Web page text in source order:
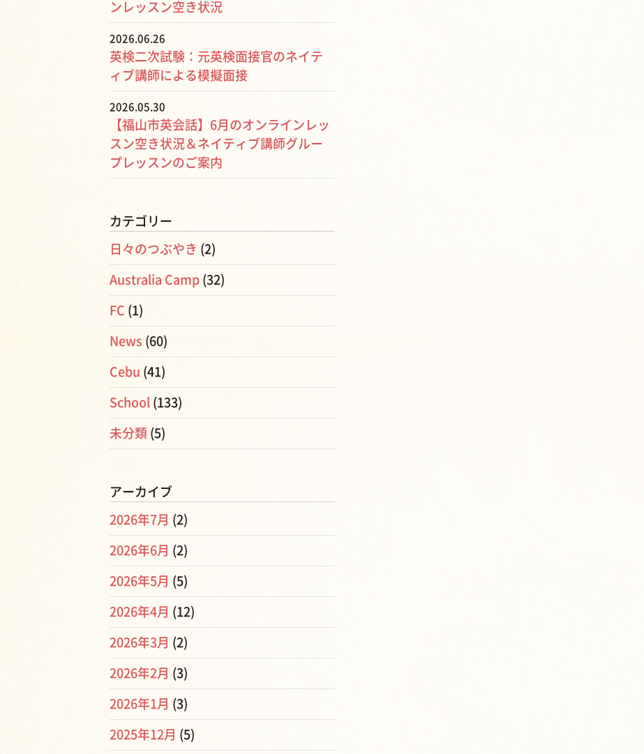
ンレッスン空き状況
2026.06.26
英検二次試験：元英検面接官のネイテ
ィブ講師による模擬面接
2026.05.30
【福山市英会話】6月のオンラインレッ
スン空き状況＆ネイティブ講師グルー
プレッスンのご案内
カテゴリー
日々のつぶやき (2)
Australia Camp (32)
FC (1)
News (60)
Cebu (41)
School (133)
未分類 (5)
アーカイブ
2026年7月 (2)
2026年6月 (2)
2026年5月 (5)
2026年4月 (12)
2026年3月 (2)
2026年2月 (3)
2026年1月 (3)
2025年12月 (5)